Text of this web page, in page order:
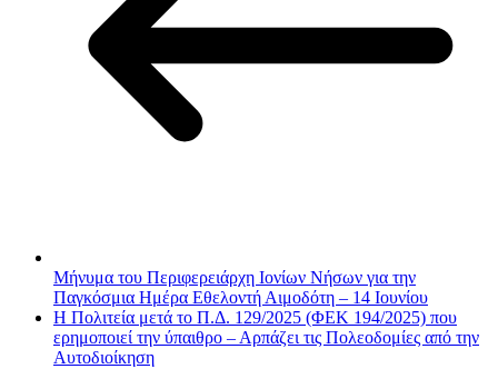
Μήνυμα του Περιφερειάρχη Ιονίων Νήσων για την
Παγκόσμια Ημέρα Εθελοντή Αιμοδότη – 14 Ιουνίου
Η Πολιτεία μετά το Π.Δ. 129/2025 (ΦΕΚ 194/2025) που
ερημοποιεί την ύπαιθρο – Αρπάζει τις Πολεοδομίες από την
Αυτοδιοίκηση